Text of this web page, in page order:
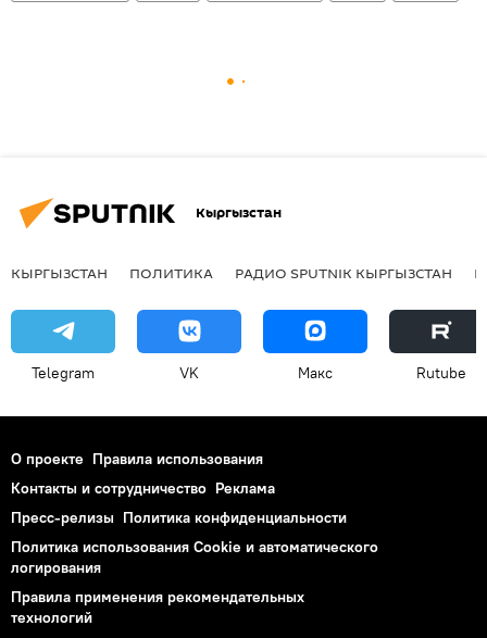
Кыргызстан
КЫРГЫЗСТАН ПОЛИТИКА РАДИО SPUTNIK КЫРГЫЗСТАН
Telegram VK Макс Rutube
О проекте Правила использования
Контакты и сотрудничество Реклама
Пресс-релизы Политика конфиденциальности
Политика использования Cookie и автоматического
логирования
Правила применения рекомендательных
технологий